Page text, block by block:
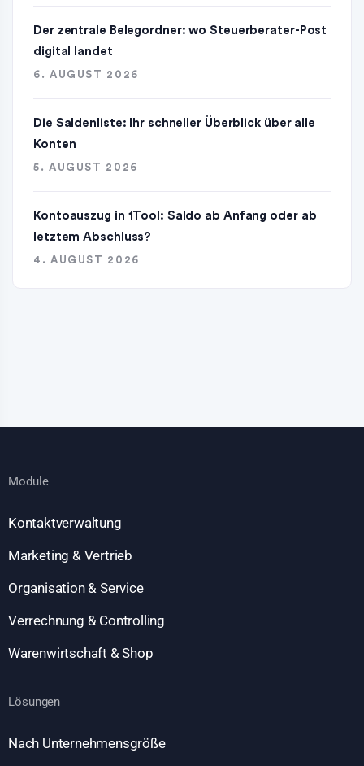
Der zentrale Belegordner: wo Steuerberater-Post
digital landet
6. AUGUST 2026
Die Saldenliste: Ihr schneller Überblick über alle
Konten
5. AUGUST 2026
Kontoauszug in 1Tool: Saldo ab Anfang oder ab
letztem Abschluss?
4. AUGUST 2026
Module
Kontaktverwaltung
Marketing & Vertrieb
Organisation & Service
Verrechnung & Controlling
Warenwirtschaft & Shop
Lösungen
Nach Unternehmensgröße